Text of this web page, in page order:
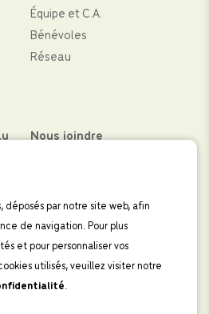
Équipe et C.A.
Bénévoles
Réseau
Nous joindre
LinkedIn
IInscrivez-vous à
l’infolettre
déposés par notre site web, afin
de navigation. Pour plus
et pour personnaliser vos
utilisés, veuillez visiter notre
.